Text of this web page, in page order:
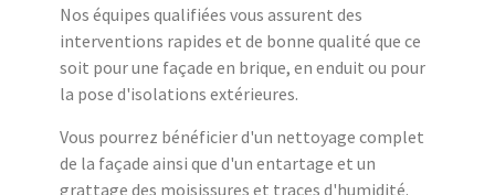
Nos équipes qualifiées vous assurent des
interventions rapides et de bonne qualité que ce
soit pour une façade en brique, en enduit ou pour
la pose d'isolations extérieures.
Vous pourrez bénéficier d'un nettoyage complet
de la façade ainsi que d'un entartage et un
grattage des moisissures et traces d'humidité.